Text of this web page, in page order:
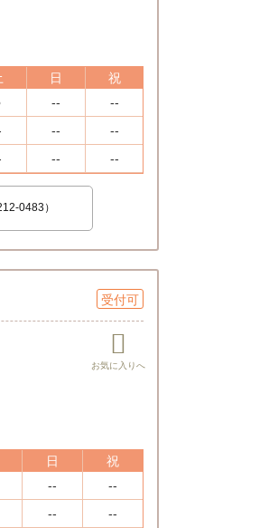
日
祝
--
--
--
--
-- --
0483）
受付可
日
祝
--
--
-- --